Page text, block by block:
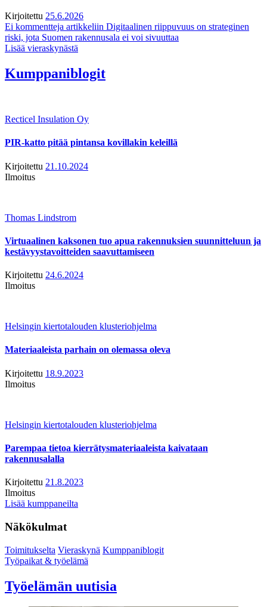
Kirjoitettu 25.6.2026
Ei kommentteja artikkeliin Digitaalinen riippuvuus on strateginen
riski, jota Suomen rakennusala ei voi sivuuttaa
Lisää vieraskynästä
Kumppaniblogit
Recticel Insulation Oy
PIR-katto pitää pintansa kovillakin keleillä
Kirjoitettu 21.10.2024
Ilmoitus
Thomas Lindstrom
Virtuaalinen kaksonen tuo apua rakennuksien suunnitteluun ja
kestävyystavoitteiden saavuttamiseen
Kirjoitettu 24.6.2024
Ilmoitus
Helsingin kiertotalouden klusteriohjelma
Materiaaleista parhain on olemassa oleva
Kirjoitettu 18.9.2023
Ilmoitus
Helsingin kiertotalouden klusteriohjelma
Parempaa tietoa kierrätysmateriaaleista kaivataan
rakennusalalla
Kirjoitettu 21.8.2023
Ilmoitus
Lisää kumppaneilta
Näkökulmat
Toimitukselta Vieraskynä Kumppaniblogit
Työpaikat & työelämä
Työelämän uutisia